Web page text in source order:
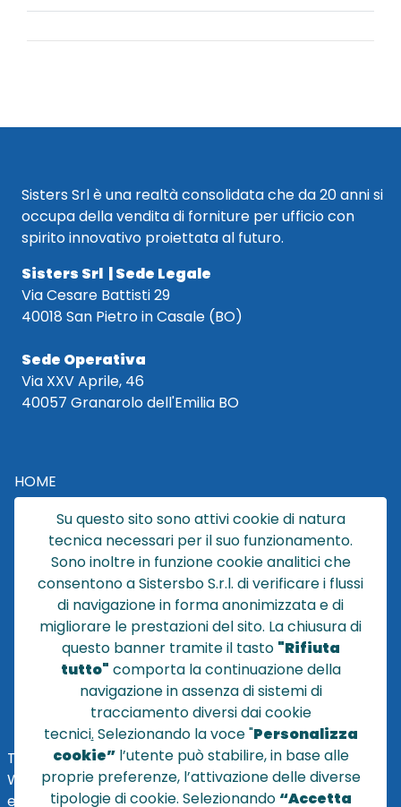
Sisters Srl è una realtà consolidata che da 20 anni si
occupa della vendita di forniture per ufficio con
spirito innovativo proiettata al futuro.
Sisters Srl | Sede Legale
Via Cesare Battisti 29
40018 San Pietro in Casale (BO)
Sede Operativa
Via XXV Aprile, 46
40057 Granarolo dell'Emilia BO
HOME
CATALOGO
CHI SIAMO
NEWS
CONTATTACI
CONDIZIONI DI VENDITA
POLICY PRIVACY
NOTE LEGALI
TEL
+39 051 320210
WHATSAPP:+39345 7201724
eMai
vendite@sistersbo.it
Su questo sito sono attivi cookie di natura
tecnica necessari per il suo funzionamento.
Sono inoltre in funzione cookie analitici che
consentono a Sistersbo S.r.l. di verificare i flussi
di navigazione in forma anonimizzata e di
migliorare le prestazioni del sito. La chiusura di
questo banner tramite il tasto "Rifiuta
tutto" comporta la continuazione della
navigazione in assenza di sistemi di
tracciamento diversi dai cookie
tecnici. Selezionando la voce "Personalizza
cookie”l’utente può stabilire, in base alle
proprie preferenze, l’attivazione delle diverse
tipologie di cookie. Selezionando “Accetta